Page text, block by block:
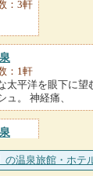
：3軒
：1軒
太平洋を眼下に望
ュ。 神経痛、
の温泉旅館・ホテ